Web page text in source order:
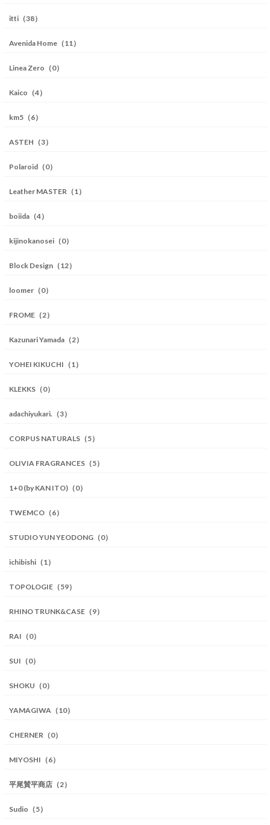
itti（38）
Avenida Home（11）
Linea Zero（0）
Kaico（4）
km5（6）
ASTEH（3）
Polaroid（0）
Leather MASTER（1）
boiida（4）
kijinokanosei（0）
Block Design（12）
loomer（0）
FROME（2）
Kazunari Yamada（2）
YOHEI KIKUCHI（1）
KLEKKS（0）
adachiyukari.（3）
CORPUS NATURALS（5）
OLIVIA FRAGRANCES（5）
1+0 (by KAN ITO)（0）
TWEMCO（6）
STUDIO YUN YEODONG（0）
ichibishi（1）
TOPOLOGIE（59）
RHINO TRUNK&CASE（9）
RAI（0）
SUI（0）
SHOKU（0）
YAMAGIWA（10）
CHERNER（0）
MIYOSHI（6）
平尾賛平商店（2）
Sudio（5）